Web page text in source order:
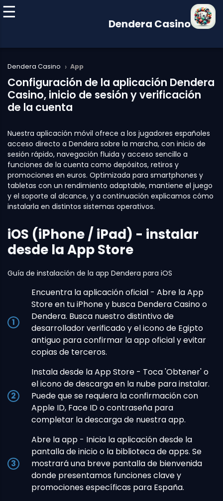
Dendera Casino
Dendera Casino › App
Configuración de la aplicación Dendera
Casino, inicio de sesión y verificación
de la cuenta
Nuestra aplicación móvil ofrece a los jugadores españoles
acceso directo a Dendera sobre la marcha, con inicio de
sesión rápido, navegación fluida y acceso sencillo a
funciones de la cuenta como depósitos, retiros y
promociones en euros. Optimizada para smartphones y
tabletas con un rendimiento adaptable, mantiene el juego
y el soporte al alcance, y a continuación explicamos cómo
instalarla en distintos sistemas operativos.
iOS (iPhone / iPad) - instalar
desde la App Store
Guía de instalación de la app Dendera para iOS
Encuentra la aplicación oficial - Abre la App
Store en tu iPhone y busca Dendera Casino o
Dendera. Busca nuestro distintivo de
desarrollador verificado y el icono de Egipto
antiguo para confirmar la app oficial y evitar
copias de terceros.
Instala desde la App Store - Toca 'Obtener' o
el icono de descarga en la nube para instalar.
Puede que se requiera la confirmación con
Apple ID, Face ID o contraseña para
completar la descarga de nuestra app.
Abre la app - Inicia la aplicación desde la
pantalla de inicio o la biblioteca de apps. Se
mostrará una breve pantalla de bienvenida
donde presentamos funciones clave y
promociones específicas para España.